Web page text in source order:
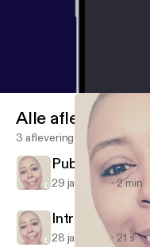
Alle afleveringen
3 afleveringen
Public School
29 jan 2018 2 min
Intro
28 jan 2018 21 s